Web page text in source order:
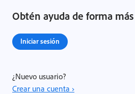
Obtén ayuda de forma
Iniciar sesión
¿Nuevo usuario?
Crear una cuenta ›